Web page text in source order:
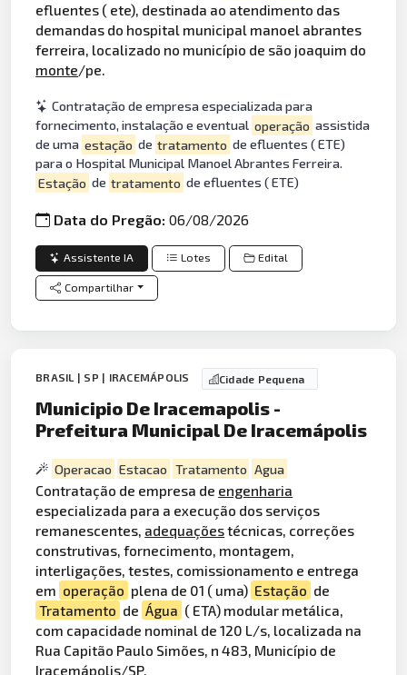
efluentes ( ete), destinada ao atendimento das
demandas do hospital municipal manoel abrantes
ferreira, localizado no município de são joaquim do
monte/pe.
Contratação de empresa especializada para
fornecimento, instalação e eventual operação assistida
de uma estação de tratamento de efluentes ( ETE)
para o Hospital Municipal Manoel Abrantes Ferreira.
Estação de tratamento de efluentes ( ETE)
Data do Pregão:06/08/2026
Assistente IA Lotes Edital
Compartilhar
BRASIL | SP | IRACEMÁPOLIS Cidade Pequena
Municipio De Iracemapolis -
Prefeitura Municipal De Iracemápolis
Operacao Estacao Tratamento Agua
Contratação de empresa de engenharia
especializada para a execução dos serviços
remanescentes, adequaçõestécnicas, correções
construtivas, fornecimento, montagem,
interligações, testes, comissionamento e entrega
em operação plena de 01 ( uma) Estação de
Tratamento de Água ( ETA) modular metálica,
com capacidade nominal de 120 L/s, localizada na
Rua Capitão Paulo Simões, n 483, Município de
Iracemápolis/SP.